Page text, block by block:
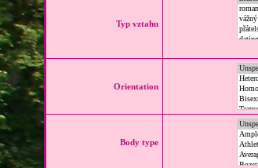
Typ vztahu
Orientation
Body type